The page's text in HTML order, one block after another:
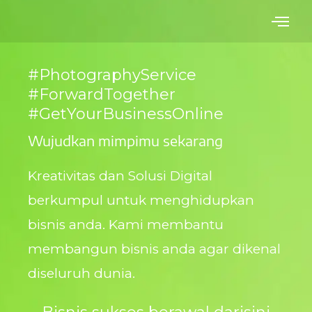
#PhotographyService
#ForwardTogether
#GetYourBusinessOnline
Wujudkan mimpimu sekarang
Kreativitas dan Solusi Digital
berkumpul untuk menghidupkan
bisnis anda. Kami membantu
membangun bisnis anda agar dikenal
diseluruh dunia.